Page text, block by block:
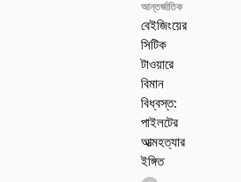
আন্তর্জাতিক
বেইজিংয়ের
সিটিক
টাওয়ারে
বিমান
বিধ্বস্ত:
পাইলটের
আত্মহত্যার
ইঙ্গিত